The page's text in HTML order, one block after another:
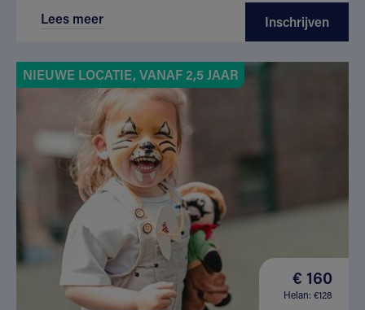
Lees meer Inschrijven
NIEUWE LOCATIE, VANAF 2,5 JAAR
€ 160
Helan: €128